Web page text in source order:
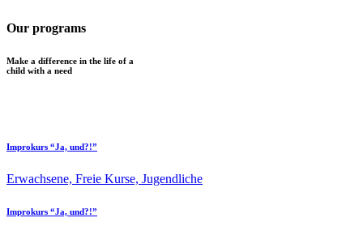
Our programs
Make a difference in the life of a
child with a need
Improkurs “Ja, und?!”
Erwachsene, Freie Kurse, Jugendliche
Improkurs “Ja, und?!”